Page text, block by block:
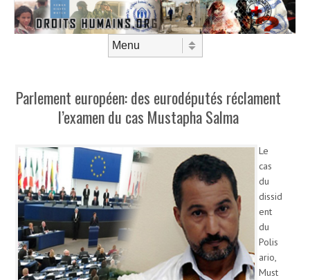
Parlement européen: des eurodéputés réclament
l’examen du cas Mustapha Salma
Le
cas
du
dissid
ent
du
Polis
ario,
Must